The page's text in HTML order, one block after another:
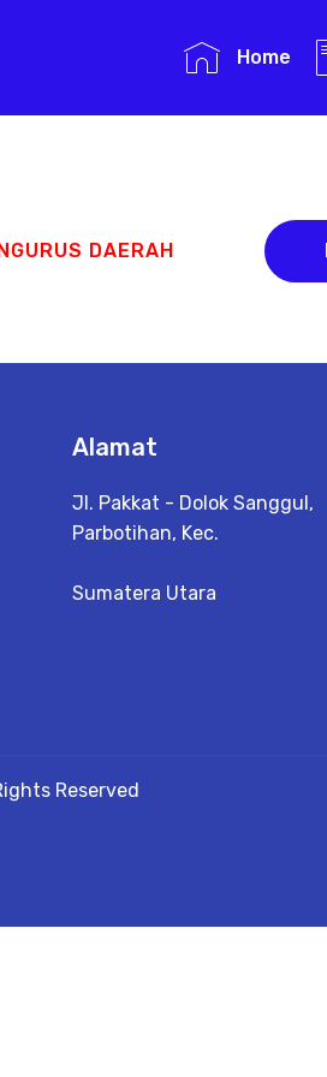
Home
DAERAH
Alamat
Jl. Pakkat - Dolok Sanggul,
Parbotihan, Kec.
Sumatera Utara
Reserved